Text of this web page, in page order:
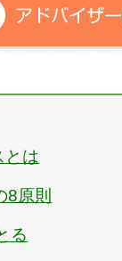
とは
8原則
る